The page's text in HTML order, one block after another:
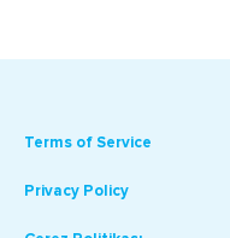
Terms of Service
Privacy Policy